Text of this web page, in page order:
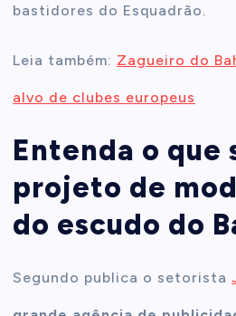
bastidores do Esquadrão.
Leia também: Zagueiro do
alvo de clubes europeus
Entenda o que
projeto de
do escudo do
Segundo publica o setorista